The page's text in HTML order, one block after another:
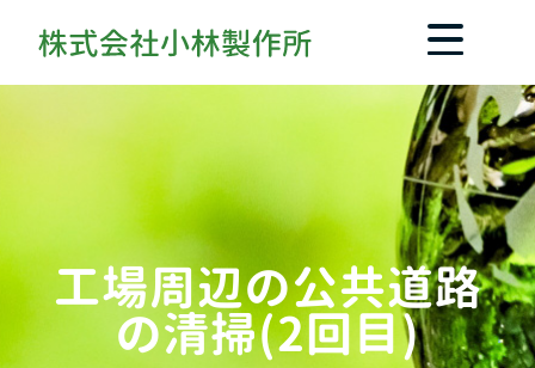
工場周辺の公共道路
の清掃(2回目)